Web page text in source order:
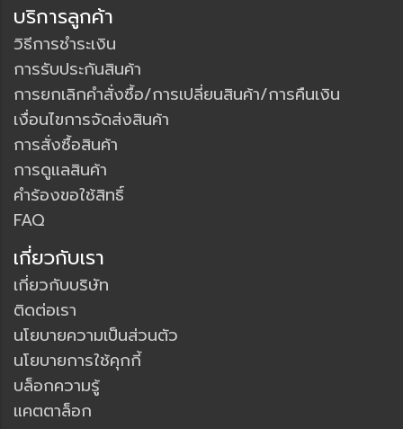
บริการลูกค้า
วิธีการชำระเงิน
การรับประกันสินค้า
การยกเลิกคำสั่งซื้อ/การเปลี่ยนสินค้า/การคืนเงิน
เงื่อนไขการจัดส่งสินค้า
การสั่งซื้อสินค้า
การดูแลสินค้า
คำร้องขอใช้สิทธิ์
FAQ
เกี่ยวกับเรา
เกี่ยวกับบริษัท
ติดต่อเรา
นโยบายความเป็นส่วนตัว
นโยบายการใช้คุกกี้
บล็อกความรู้
แคตตาล็อก